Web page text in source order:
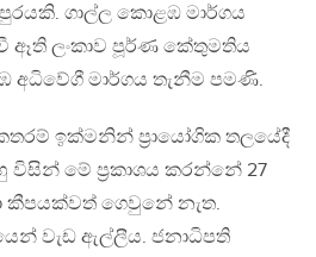
ගාල්ල කොළඹ මාර්ගය
ඈති ලංකාව පූර්ණ කේතුමතිය
අධිවේගී මාර්ගය තැනීම පමණි.
ඉක්මනින් ප්‍රායෝගික තලයේදී
විසින් මේ ප්‍රකාශය කරන්නේ 27
කීපයක්වත් ගෙවුනේ නැත.
වැඩ ඇල්ලීය. ජනාධිපති